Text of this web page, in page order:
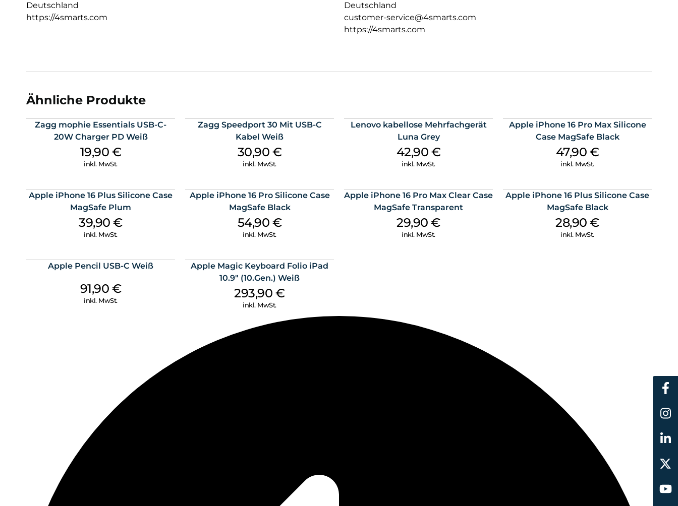
Deutschland
https://4smarts.com
Deutschland
customer-service@4smarts.com
https://4smarts.com
Ähnliche Produkte
Zagg mophie Essentials USB-C-
20W Charger PD Weiß
19,90 €
inkl. MwSt.
Zagg Speedport 30 Mit USB-C
Kabel Weiß
30,90 €
inkl. MwSt.
Lenovo kabellose Mehrfachgerät
Luna Grey
42,90 €
inkl. MwSt.
Apple iPhone 16 Pro Max Silicone
Case MagSafe Black
47,90 €
inkl. MwSt.
Apple iPhone 16 Plus Silicone Case
MagSafe Plum
39,90€
inkl. MwSt.
Apple iPhone 16 Pro Silicone Case
MagSafe Black
54,90 €
inkl. MwSt.
Apple iPhone 16 Pro Max Clear Case
MagSafe Transparent
29,90€
inkl. MwSt.
Apple iPhone 16 Plus Silicone Case
MagSafe Black
28,90€
inkl. MwSt.
Apple Pencil USB-C Weiß
91,90 €
inkl. MwSt.
Apple Magic Keyboard Folio iPad
10.9″ (10.Gen.) Weiß
293,90€
inkl. MwSt.